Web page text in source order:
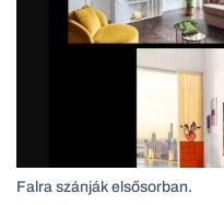
Falra szánják elsősorban.